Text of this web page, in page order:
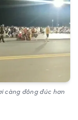
càng đông đúc hơn